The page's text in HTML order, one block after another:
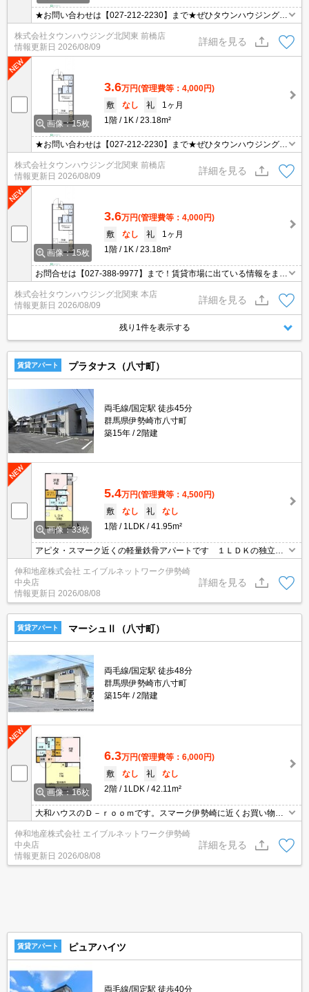
★お問い合わせは【027-212-2230】まで★ぜひタウンハウジング前
株式会社タウンハウジング北関東 前橋店
情報更新日 2026/08/09
詳細を見る
画像：15枚
3.6万円(管理費等：4,000円)
敷
なし 礼
1ヶ月
1階
1K 23.18m²
★お問い合わせは【027-212-2230】まで★ぜひタウンハウジング前
株式会社タウンハウジング北関東 前橋店
情報更新日 2026/08/09
詳細を見る
画像：15枚
3.6万円(管理費等：4,000円)
敷
なし 礼
1ヶ月
1階
1K 23.18m²
お問合せは【027-388-9977】まで！賃貸市場に出ている情報をまと
認くださいませ♪
株式会社タウンハウジング北関東 本店
情報更新日 2026/08/09
詳細を見る
残り1件を表示する
賃貸アパート プラタナス（八寸町）
両毛線/国定駅 徒歩45分
群馬県伊勢崎市八寸町
築15年
2階建
画像：33枚
5.4万円(管理費等：4,500円)
敷
なし 礼
なし
1階
1LDK 41.95m²
アピタ・スマーク近くの軽量鉄骨アパートです １ＬＤＫの独立部
伸和地産株式会社 エイブルネットワーク伊勢崎
中央店
情報更新日 2026/08/08
詳細を見る
賃貸アパート マーシュⅡ（八寸町）
両毛線/国定駅 徒歩48分
群馬県伊勢崎市八寸町
築15年
2階建
画像：16枚
6.3万円(管理費等：6,000円)
敷
なし 礼
なし
2階
1LDK 42.11m²
大和ハウスのＤ－ｒｏｏｍです。スマーク伊勢崎に近くお買い物も
付きなので換気対策もバッチリです。カップルにもシングルの方に
もおすすめの使いやすい１ＬＤＫです。
伸和地産株式会社 エイブルネットワーク伊勢崎
中央店
情報更新日 2026/08/08
詳細を見る
賃貸アパート ピュアハイツ
両毛線/国定駅 徒歩40分